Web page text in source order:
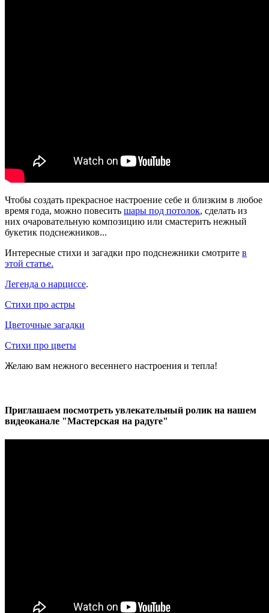
Чтобы создать прекрасное настроение себе и близким в любое
время года, можно повесить шары под потолок, сделать из
них очаровательную композицию или смастерить нежный
букетик подснежников...
Интересные стихи и загадки про подснежники смотрите в
этой статье.
Легенда о нарциссе.
Стихи про астры
Цветочные загадки
Стихи про цветы
Желаю вам нежного весеннего настроения и тепла!
Приглашаем посмотреть увлекательный ролик на нашем
видеоканале "Мастерская на радуге"